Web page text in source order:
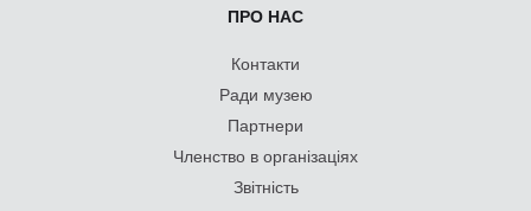
ПРО НАС
Контакти
Ради музею
Партнери
Членство в організаціях
Звітність